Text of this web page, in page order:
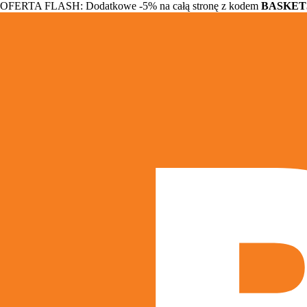
OFERTA FLASH: Dodatkowe -5% na całą stronę z kodem